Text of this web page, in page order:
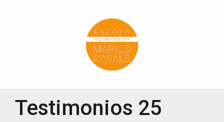
Testimonios 25